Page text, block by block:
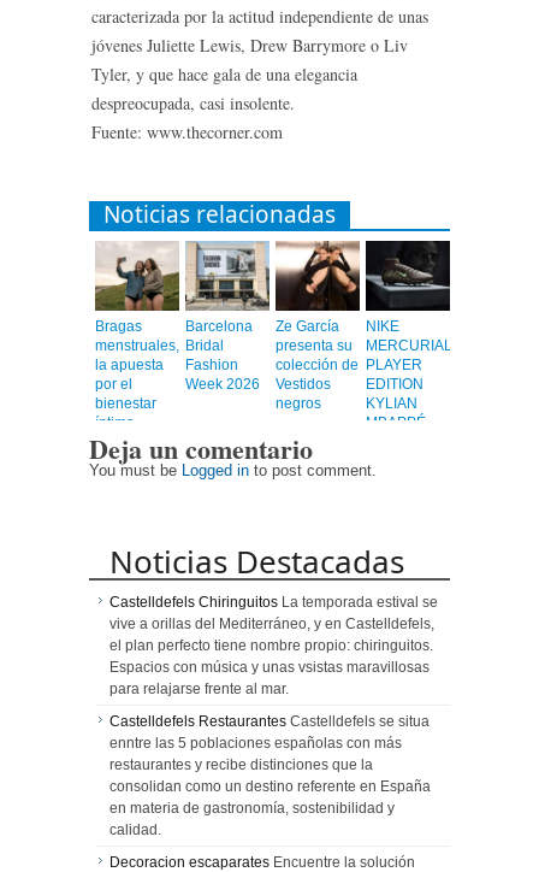
caracterizada por la actitud independiente de unas
jóvenes Juliette Lewis, Drew Barrymore o Liv
Tyler, y que hace gala de una elegancia
despreocupada, casi insolente.
Fuente: www.thecorner.com
Noticias relacionadas
Bragas
menstruales,
la apuesta
por el
bienestar
íntimo
Barcelona
Bridal
Fashion
Week 2026
Ze García
presenta su
colección de
Vestidos
negros
NIKE
MERCURIAL
PLAYER
EDITION
KYLIAN
MBAPPÉ
Deja un comentario
You must be Logged in to post comment.
Noticias Destacadas
Castelldefels Chiringuitos La temporada estival se
vive a orillas del Mediterráneo, y en Castelldefels,
el plan perfecto tiene nombre propio: chiringuitos.
Espacios con música y unas vsistas maravillosas
para relajarse frente al mar.
Castelldefels Restaurantes Castelldefels se situa
enntre las 5 poblaciones españolas con más
restaurantes y recibe distinciones que la
consolidan como un destino referente en España
en materia de gastronomía, sostenibilidad y
calidad.
Decoracion escaparates Encuentre la solución